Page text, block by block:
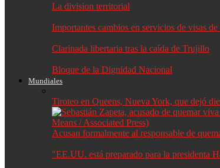
La division territorial
Importantes cambios en servicios de visas
Clarinada libertaria tras la caída de Trujillo
Bloque de la Dignidad Nacional
Mundiales
Tiroteo en Queens, Nueva York, que dejó
Acusan formalmente al responsable de
"EE.UU. está preparado para la presidenta